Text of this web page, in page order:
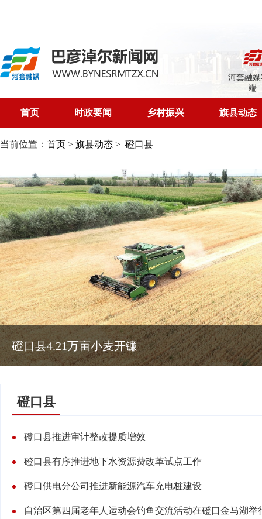
河套融
端
首页 时政要闻 乡村振兴 旗县动态
当前位置： 首页 > 旗县动态 > 磴口县
磴口县4.21万亩小麦开镰
磴口县
磴口县推进审计整改提质增效
磴口县有序推进地下水资源费改革试点工作
磴口供电分公司推进新能源汽车充电桩建设
自治区第四届老年人运动会钓鱼交流活动在磴口金马湖举